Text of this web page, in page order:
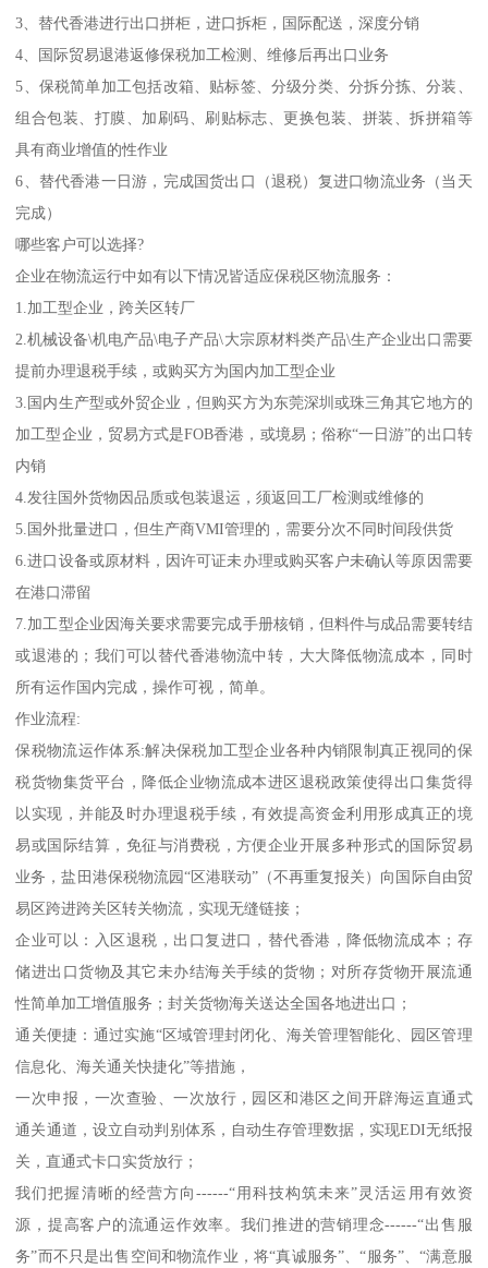
3、替代香港进行出口拼柜，进口拆柜，国际配送，深度分销
4、国际贸易退港返修保税加工检测、维修后再出口业务
5、保税简单加工包括改箱、贴标签、分级分类、分拆分拣、分装、
组合包装、打膜、加刷码、刷贴标志、更换包装、拼装、拆拼箱等
具有商业增值的性作业
6、替代香港一日游，完成国货出口（退税）复进口物流业务（当天
完成）
哪些客户可以选择?
企业在物流运行中如有以下情况皆适应保税区物流服务：
1.加工型企业，跨关区转厂
2.机械设备\机电产品\电子产品\大宗原材料类产品\生产企业出口需要
提前办理退税手续，或购买方为国内加工型企业
3.国内生产型或外贸企业，但购买方为东莞深圳或珠三角其它地方的
加工型企业，贸易方式是FOB香港，或境易；俗称“一日游”的出口转
内销
4.发往国外货物因品质或包装退运，须返回工厂检测或维修的
5.国外批量进口，但生产商VMI管理的，需要分次不同时间段供货
6.进口设备或原材料，因许可证未办理或购买客户未确认等原因需要
在港口滞留
7.加工型企业因海关要求需要完成手册核销，但料件与成品需要转结
或退港的；我们可以替代香港物流中转，大大降低物流成本，同时
所有运作国内完成，操作可视，简单。
作业流程:
保税物流运作体系:解决保税加工型企业各种内销限制真正视同的保
税货物集货平台，降低企业物流成本进区退税政策使得出口集货得
以实现，并能及时办理退税手续，有效提高资金利用形成真正的境
易或国际结算，免征与消费税，方便企业开展多种形式的国际贸易
业务，盐田港保税物流园“区港联动”（不再重复报关）向国际自由贸
易区跨进跨关区转关物流，实现无缝链接；
企业可以：入区退税，出口复进口，替代香港，降低物流成本；存
储进出口货物及其它未办结海关手续的货物；对所存货物开展流通
性简单加工增值服务；封关货物海关送达全国各地进出口；
通关便捷：通过实施“区域管理封闭化、海关管理智能化、园区管理
信息化、海关通关快捷化”等措施，
一次申报，一次查验、一次放行，园区和港区之间开辟海运直通式
通关通道，设立自动判别体系，自动生存管理数据，实现EDI无纸报
关，直通式卡口实货放行；
我们把握清晰的经营方向------“用科技构筑未来”灵活运用有效资
源，提高客户的流通运作效率。我们推进的营销理念------“出售服
务”而不只是出售空间和物流作业，将“真诚服务”、“服务”、“满意服